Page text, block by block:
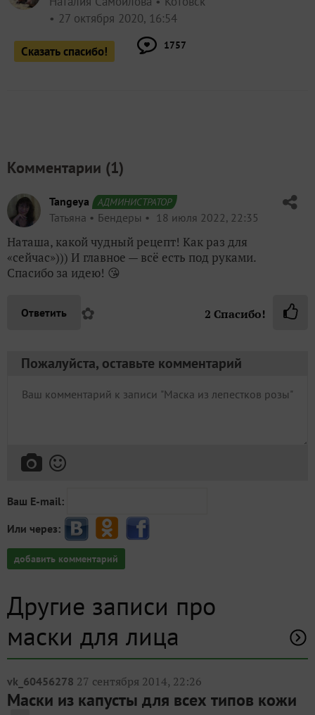
27 октября 2020, 16:54
Сказать спасибо! 1757
Комментарии (1)
Tangeya АДМИНИСТРАТОР
Татьяна Бендеры 18 июля 2022, 22:35
Наташа, какой чудный рецепт! Как раз для
«сейчас»))) И главное — всё есть под руками.
Спасибо за идею! 😘
Ответить ✿ 2 Спасибо!
Пожалуйста, оставьте комментарий
Ваш E-mail:
Или через:
добавить комментарий
Другие записи про
маски для лица
vk_60456278 27 сентября 2014, 22:26
Маски из капусты для всех типов кожи